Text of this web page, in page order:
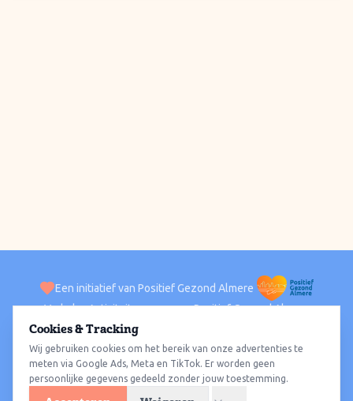
Een initiatief van Positief Gezond Almere
VerhalenActiviteiten Positief Gezond Almere
ACTIVITEITEN PER WIJK
Alle wijkenAlmere HavenAlmere StadAlmere BuitenAlmere Poort
Almere HoutAlmere OosterwoldWat te doen
Cookies & Tracking
Wij gebruiken cookies om het bereik van onze advertenties te
meten via Google Ads, Meta en TikTok. Er worden geen
persoonlijke gegevens gedeeld zonder jouw toestemming.